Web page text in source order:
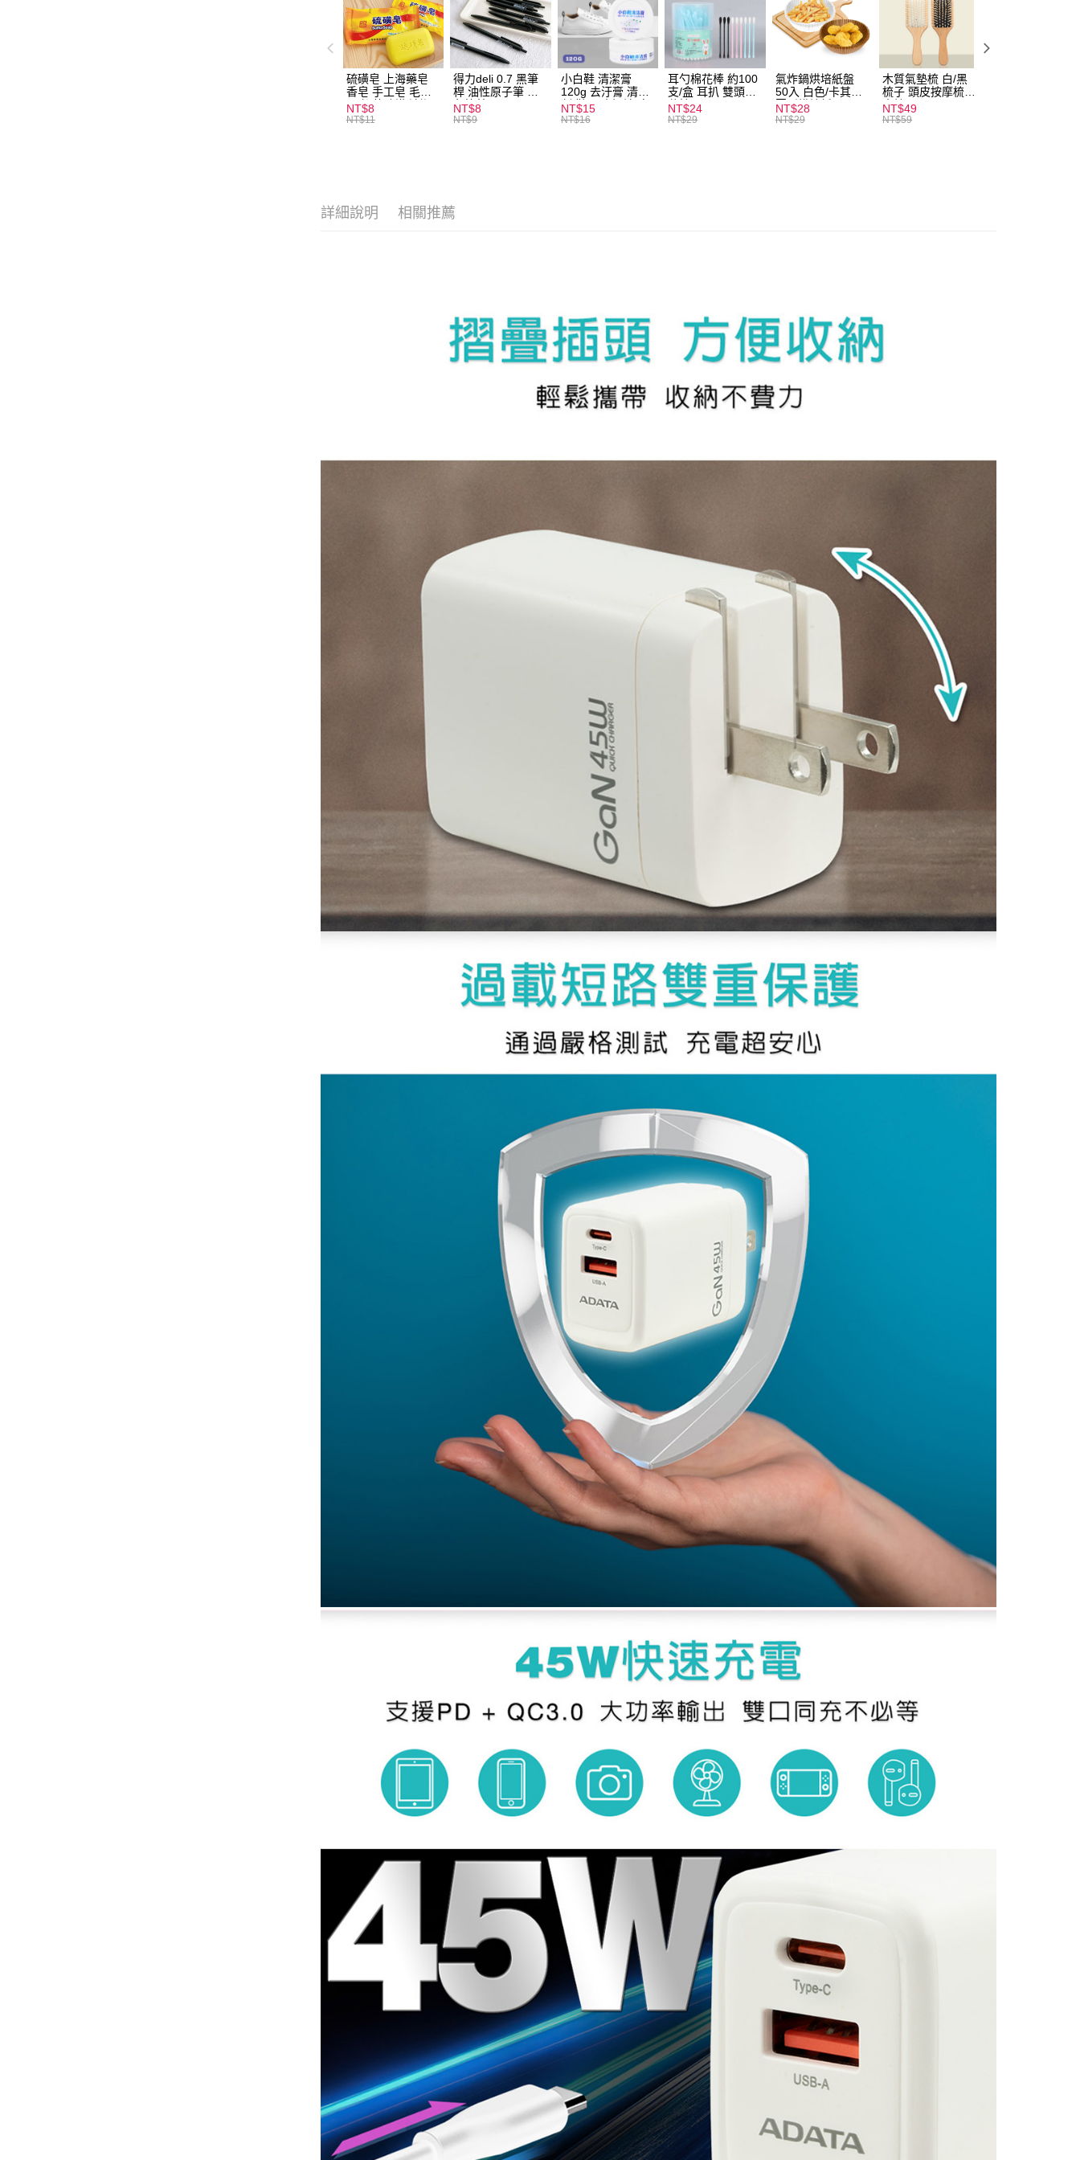
運送方式
全家取貨付款
每筆NT$60，滿NT$599(含以上)免運費
付款後全家取貨
每筆NT$60，滿NT$599(含以上)免運費
硫磺皂 上海藥皂
香皂 手工皂 毛囊
炎 抑菌除蟎 清潔
護膚 去油去痘 寵
NT$8
NT$11
得力deli 0.7 黑筆
桿 油性原子筆 黑
色筆芯 S304
NT$8
NT$9
小白鞋 清潔膏
120g 去汙膏 清潔
劑 鞋子 去汙漬 白
皮鞋 鞋油
NT$15
NT$16
耳勺棉花棒 約100
支/盒 耳扒 雙頭棉
花棒
NT$24
NT$29
氣炸鍋烘培紙盤
50入 白色/卡其色
圓形烘焙紙
NT$28
NT$29
木質氣墊梳 白/黑
梳子 頭皮按摩梳
木梳
NT$49
NT$59
詳細說明 相關推薦